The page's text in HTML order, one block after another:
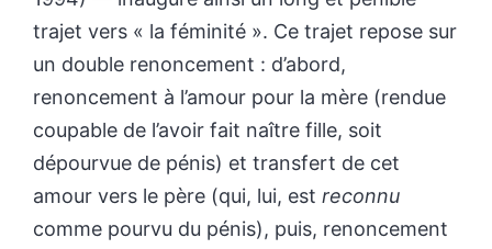
trajet vers « la féminité ». Ce trajet repose sur
un double renoncement : d’abord,
renoncement à l’amour pour la mère (rendue
coupable de l’avoir fait naître fille, soit
dépourvue de pénis) et transfert de cet
amour vers le père (qui, lui, est reconnu
comme pourvu du pénis), puis, renoncement